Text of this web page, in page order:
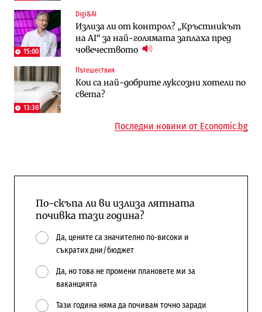
15:00
Digi&AI
Излиза ли от контрол? „Кръстникът
на AI“ за най-голямата заплаха пред
човечеството
13:30
Пътешествия
Кои са най-добрите луксозни хотели по
света?
Енергетика
Държавният ТЕЦ „Марица изток 2“
работи с 5 блока
Енергетика
АЕЦ „Козлодуй“ ще работи само още
няколко седмици, ако сушата продължи
Компании
„Ендуросат“ ще строи огромен
космически и отбранителен център в
Доброславци
Регулации
Лекарствата за редки болести
попадат в капан на обществените
Последни новини от Economic.bg
По-скъпа ли ви излиза лятната
почивка тази година?
Да, цените са значително по-високи и
съкратих дни/бюджет
Да, но това не промени плановете ми за
ваканцията
Тази година няма да почивам точно заради